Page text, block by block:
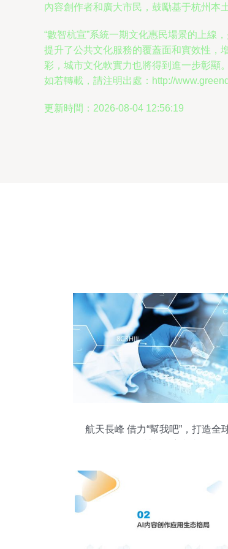
內容創作者和廣大市民，鼓勵基于杭州本
“數智杭宣”系統一期文化惠民場景的上線
提升了公共文化服務的覆蓋面和實效性，
彩，城市文化軟實力也將得到進一步彰顯。
如若轉載，請注明出處：http://
更新時間：2026-08-04 12:56:19
航天長峰 借力“幫我吧”，打造全